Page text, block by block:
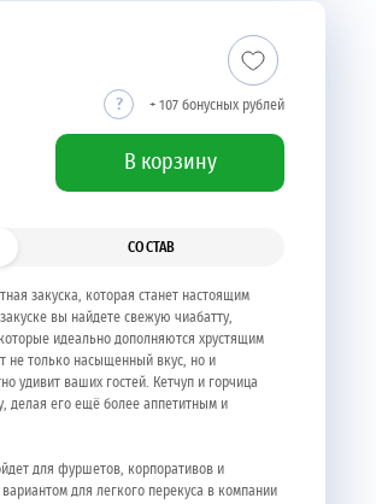
+ 107 бонусных рублей
В корзину
СОСТАВ
закуска, которая станет настоящим
вы найдете свежую чиабатту,
идеально дополняются хрустящим
не только насыщенный вкус, но и
удивит ваших гостей. Кетчуп и горчица
делая его ещё более аппетитным и
для фуршетов, корпоративов и
для легкого перекуса в компании